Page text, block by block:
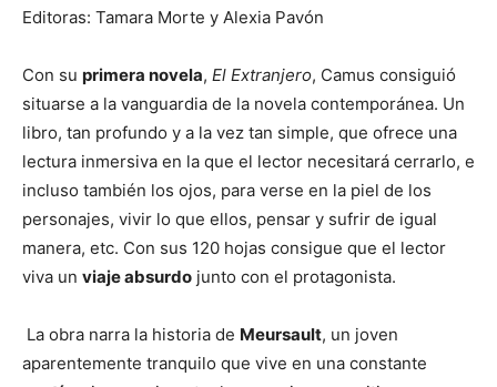
Editoras: Tamara Morte y Alexia Pavón
Con su primera novela, El Extranjero, Camus consiguió
situarse a la vanguardia de la novela contemporánea. Un
libro, tan profundo y a la vez tan simple, que ofrece una
lectura inmersiva en la que el lector necesitará cerrarlo, e
incluso también los ojos, para verse en la piel de los
personajes, vivir lo que ellos, pensar y sufrir de igual
manera, etc. Con sus 120 hojas consigue que el lector
viva un viaje absurdo junto con el protagonista.
La obra narra la historia de Meursault, un joven
aparentemente tranquilo que vive en una constante